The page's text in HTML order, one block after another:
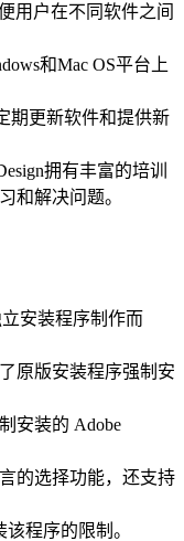
用户在不同软件之间
和Mac OS平台上
期更新软件和提供新
拥有丰富的培训
和解决问题。
安装程序制作而
原版安装程序强制安
安装的 Adobe
的选择功能，还支持
程序的限制。